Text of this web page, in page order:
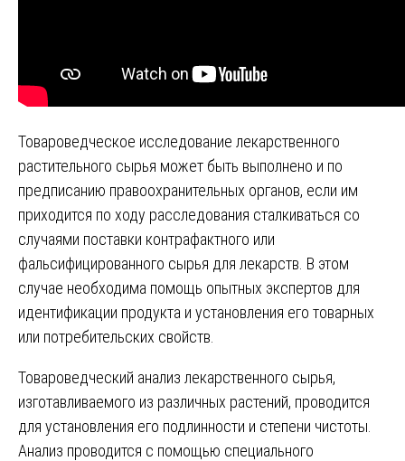
Товароведческое исследование лекарственного
растительного сырья может быть выполнено и по
предписанию правоохранительных органов, если им
приходится по ходу расследования сталкиваться со
случаями поставки контрафактного или
фальсифицированного сырья для лекарств. В этом
случае необходима помощь опытных экспертов для
идентификации продукта и установления его товарных
или потребительских свойств.
Товароведческий анализ лекарственного сырья,
изготавливаемого из различных растений, проводится
для установления его подлинности и степени чистоты.
Анализ проводится с помощью специального